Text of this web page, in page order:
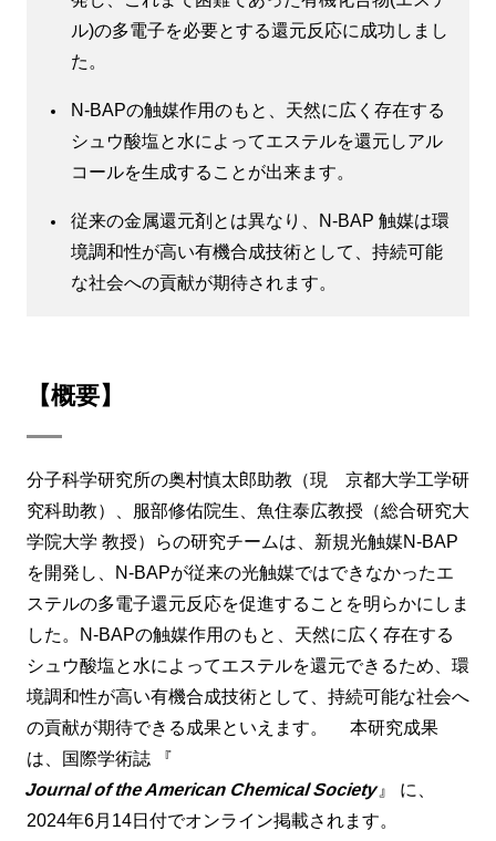
ル)の多電子を必要とする還元反応に成功しまし
た。
N-BAPの触媒作用のもと、天然に広く存在する
シュウ酸塩と水によってエステルを還元しアル
コールを生成することが出来ます。
従来の金属還元剤とは異なり、N-BAP 触媒は環
境調和性が高い有機合成技術として、持続可能
な社会への貢献が期待されます。
【概要】
分子科学研究所の奥村慎太郎助教（現 京都大学工学研
究科助教）、服部修佑院生、魚住泰広教授（総合研究大
学院大学 教授）らの研究チームは、新規光触媒N-BAP
を開発し、N-BAPが従来の光触媒ではできなかったエ
ステルの多電子還元反応を促進することを明らかにしま
した。N-BAPの触媒作用のもと、天然に広く存在する
シュウ酸塩と水によってエステルを還元できるため、環
境調和性が高い有機合成技術として、持続可能な社会へ
の貢献が期待できる成果といえます。 本研究成果
は、国際学術誌 『
Journal of the American Chemical Society』 に、
2024年6月14日付でオンライン掲載されます。